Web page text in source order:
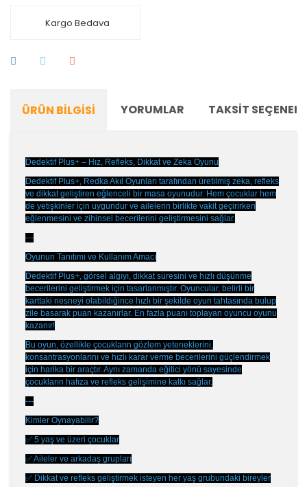
Kargo Bedava
ÜRÜN BILGISI YORUMLAR TAKSIT
Dedektif Plus+ – Hız, Refleks, Dikkat ve Zeka Oyunu
Dedektif Plus+, Redka Akıl Oyunları tarafından üretilmiş zeka, refleks
ve dikkat geliştiren eğlenceli bir masa oyunudur. Hem çocuklar hem
de yetişkinler için uygundur ve ailelerin birlikte vakit geçirirken
eğlenmesini ve zihinsel becerilerini geliştirmesini sağlar.
---
Oyunun Tanıtımı ve Kullanım Amacı
Dedektif Plus+, görsel algıyı, dikkat süresini ve hızlı düşünme
becerilerini geliştirmek için tasarlanmıştır. Oyuncular, belirli bir
karttaki nesneyi olabildiğince hızlı bir şekilde oyun tahtasında bulup
zile basarak puan kazanırlar. En fazla puanı toplayan oyuncu oyunu
kazanır!
Bu oyun, özellikle çocukların gözlem yeteneklerini,
konsantrasyonlarını ve hızlı karar verme becerilerini güçlendirmek
için harika bir araçtır. Aynı zamanda eğitici yönü sayesinde
çocukların hafıza ve refleks gelişimine katkı sağlar.
---
Kimler Oynayabilir?
✅ 5 yaş ve üzeri çocuklar
✅Aileler ve arkadaş grupları
✅ Dikkat ve refleks geliştirmek isteyen her yaş grubundaki bireyler